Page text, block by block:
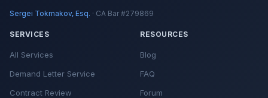
Sergei Tokmakov, Esq. · CA Bar #279869
SERVICES
All Services
Demand Letter Service
Contract Review
RESOURCES
Blog
FAQ
Forum